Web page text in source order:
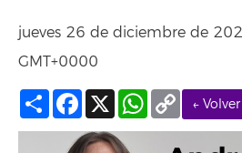
jueves 26 de diciembre de
GMT+0000
←
Compartir
Facebook
X WhatsApp
Copy
Link